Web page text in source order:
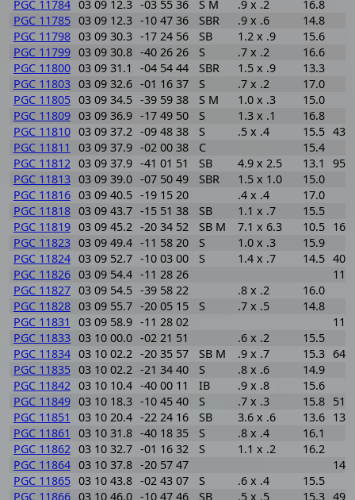
PGC 11784 03 09 12.3 -03 55 36 S M .9 x .2
16.8
PGC 11785 03 09 12.3 -10 47 36 SBR .9 x .6
14.8
PGC 11798 03 09 30.3 -17 24 56 SB 1.2 x .9
15.6
PGC 11799 03 09 30.8 -40 26 26 S .7 x .2
16.6
PGC 11800 03 09 31.1 -04 54 44 SBR 1.5 x .9
13.3
PGC 11803 03 09 32.6 -01 16 37 S .7 x .2
17.0
PGC 11805 03 09 34.5 -39 59 38 S M 1.0 x .3
15.0
PGC 11809 03 09 36.9 -17 49 50 S 1.3 x .1
16.8
PGC 11810 03 09 37.2 -09 48 38 S .5 x .4 15.5
PGC 11811
03 09 37.9 -02 00 38 C
15.4
PGC 11812 03 09 37.9 -41 01 51 SB 4.9 x 2.5 13.1
951
PGC 11813 03 09 39.0 -07 50 49 SBR 1.5 x 1.0
15.0
PGC 11816 03 09 40.5 -19 15 20 .4 x .4
17.0
PGC 11818 03 09 43.7 -15 51 38 SB 1.1 x .7
15.5
PGC 11819 03 09 45.2 -20 34 52 SB M 7.1 x 6.3 10.5
PGC 11823 03 09 49.4 -11 58 20 S 1.0 x .3
15.9
PGC 11824 03 09 52.7 -10 03 00 S 1.4 x .7 14.5
PGC 11826 03 09 54.4 -11 28 26
PGC 11827 03 09 54.5 -39 58 22 .8 x .2
16.0
PGC 11828 03 09 55.7 -20 05 15 S .7 x .5
14.8
PGC 11831
03 09 58.9 -11 28 02
PGC 11833 03 10 00.0 -02 21 51 .6 x .2
15.5
PGC 11834 03 10 02.2 -20 35 57 SB M .9 x .7 15.3
PGC 11835 03 10 02.2 -21 34 40 S .8 x .6
14.9
PGC 11842 03 10 10.4 -40 00 11 IB .9 x .8
15.6
PGC 11849 03 10 18.3 -10 45 40 S .7 x .3 15.8
PGC 11851
03 10 20.4 -22 24 16 SB 3.6 x .6 13.6
PGC 11861
03 10 31.8 -40 18 35 S .8 x .4
16.1
PGC 11862 03 10 32.7 -01 16 32 S 1.1 x .2
16.2
PGC 11864 03 10 37.8 -20 57 47
PGC 11865 03 10 43.8 -02 43 07 S .6 x .4
15.5
PGC 11866 03 10 46.0 -10 47 46 SB .5 x .5 15.3